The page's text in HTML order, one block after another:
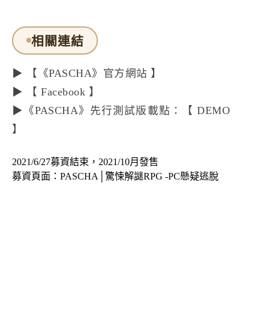
相關連結
▶ 【 《PASCHA》官方網站 】
▶ 【 Facebook 】
▶《PASCHA》先行測試版載點：【DEMO
】
2021/6/27募資結束，2021/10月發售
募資頁面： PASCHA│驚悚解謎RPG -PC懸疑逃脫